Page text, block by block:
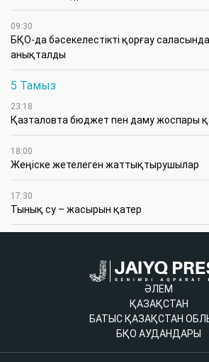
09:30
БҚО-да бәсекелестікті қорғау
анықталды
5 Тамыз
23:18
Қазталовта бюджет пен даму жоспары
18:00
Жеңіске жетелеген жаттықтырушылар
17:30
Тынық су – жасырын қатер
ӘЛЕМ
ҚАЗАҚСТАН
БАТЫС ҚАЗАҚСТАН
БҚО АУДАНДАРЫ